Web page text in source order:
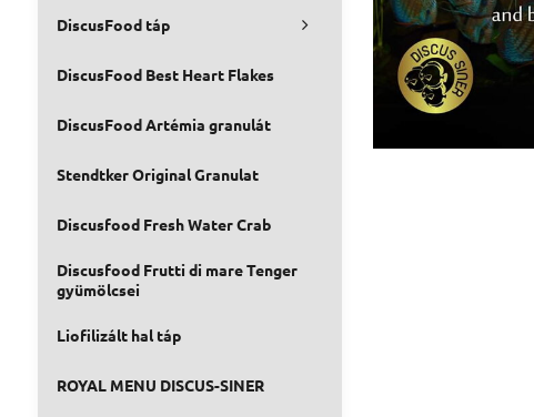
DiscusFood táp
DiscusFood Best Heart Flakes
DiscusFood Artémia granulát
Stendtker Original Granulat
Discusfood Fresh Water Crab
Discusfood Frutti di mare Tenger
gyümölcsei
Liofilizált hal táp
ROYAL MENU DISCUS-SINER